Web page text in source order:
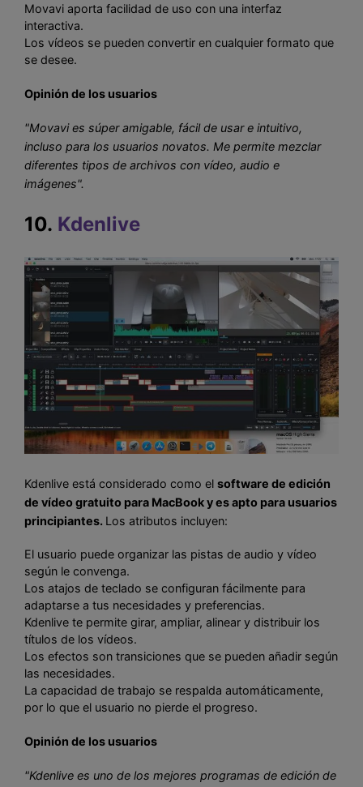
Movavi aporta facilidad de uso con una interfaz
interactiva.
Los vídeos se pueden convertir en cualquier formato que
se desee.
Opinión de los usuarios
"Movavi es súper amigable, fácil de usar e intuitivo,
incluso para los usuarios novatos. Me permite mezclar
diferentes tipos de archivos con vídeo, audio e
imágenes".
10. Kdenlive
Kdenlive está considerado como el software de edición
de vídeo gratuito para MacBook y es apto para usuarios
principiantes. Los atributos incluyen:
El usuario puede organizar las pistas de audio y vídeo
según le convenga.
Los atajos de teclado se configuran fácilmente para
adaptarse a tus necesidades y preferencias.
Kdenlive te permite girar, ampliar, alinear y distribuir los
títulos de los vídeos.
Los efectos son transiciones que se pueden añadir según
las necesidades.
La capacidad de trabajo se respalda automáticamente,
por lo que el usuario no pierde el progreso.
Opinión de los usuarios
"Kdenlive es uno de los mejores programas de edición de